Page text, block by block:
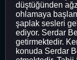
düştüğünden
ohlamaya
şaplak sesleri
ediyor. Serdar
getirmektedir.
konuda Serdar